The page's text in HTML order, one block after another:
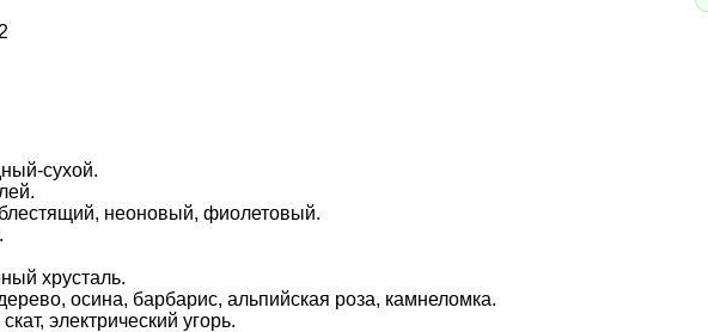
сухой.
неоновый, фиолетовый.
хрусталь.
осина, барбарис, альпийская роза, камнеломка.
электрический угорь.